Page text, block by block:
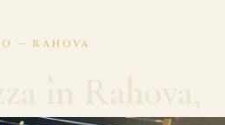
— RAHOVA
în Rahova,